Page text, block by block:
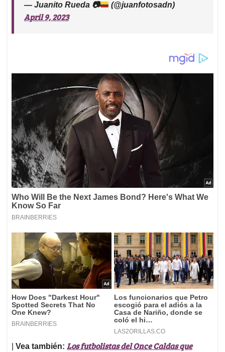
— Juanito Rueda 📷 (@juanfotosadn)
April 9, 2023
Vea también: Los futbolistas del Once Caldas que